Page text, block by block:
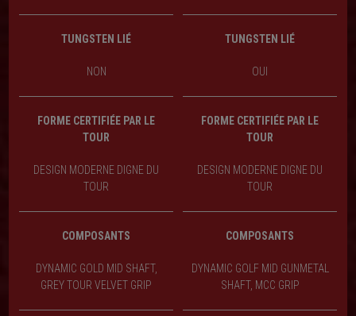
TUNGSTEN LIÉ TUNGSTEN LIÉ
NON OUI
FORME CERTIFIÉE PAR LE
TOUR
FORME CERTIFIÉE PAR LE
TOUR
DESIGN MODERNE DIGNE DU
TOUR
DESIGN MODERNE DIGNE DU
TOUR
COMPOSANTS COMPOSANTS
DYNAMIC GOLD MID SHAFT,
GREY TOUR VELVET GRIP
DYNAMIC GOLF MID GUNMETAL
SHAFT, MCC GRIP